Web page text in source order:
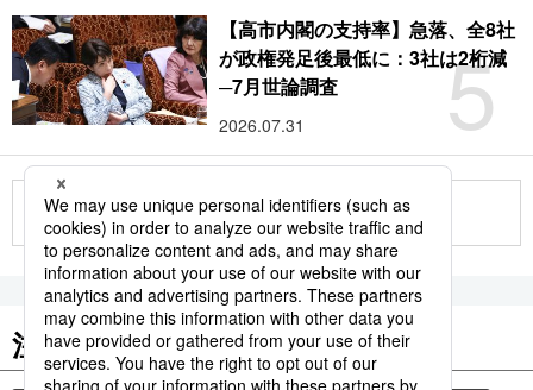
5
【高市内閣の支持率】急落、全8社
が政権発足後最低に：3社は2桁減
─7月世論調査
2026.07.31
もっと見る
注目のキーワード